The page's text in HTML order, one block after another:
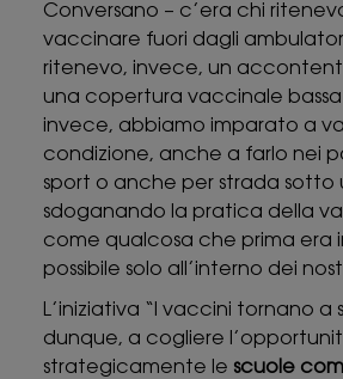
Conversano – c’era chi
vaccinare fuori dagli
ritenevo, invece, un
una copertura vaccinale
invece, abbiamo imparato a
condizione, anche a farlo nei
sport o anche per strada sotto
sdoganando la pratica della
come qualcosa che prima era
possibile solo all’interno dei
L’iniziativa “I vaccini tornano a
dunque, a cogliere
strategicamente le scuole